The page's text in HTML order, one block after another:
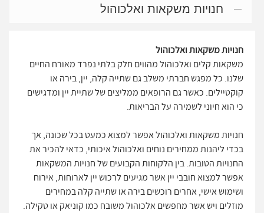
חנויות משקאות ואלכוהול
חנויות משקאות ואלכוהול
משקאות קלים ואלכוהול מהווים חלק בלתי נפרד מאורח החיים
שלנו. כל מפגש חברתי משלב גם שתייה קלה, יין, בירה או
קוקטיילים. כאשר גם הרופאים ממליצים של שתיית יין ומדגישים
כי הוא חיוני לשמירה על הבריאות.
חנויות משקאות ואלכוהול אפשר למצוא כמעט בכל שכונה, אך
בכדי ליהנות ממחירים נוחים ואלכוהול איכותי, כדאי להכיר את
החנויות הטובות. בין הלקוחות הקבועים של חנויות המשקאות
אפשר למצוא חובבי יין אשר מגיעים לרכוש יין לארוחות, אירוח
ושימוש אישי, אחרים רוכשים בירה או שתייה קלה במחירים
מוזלים ויש אשר מחפשים אלכוהול משובח כמו קוניאק או טקילה.